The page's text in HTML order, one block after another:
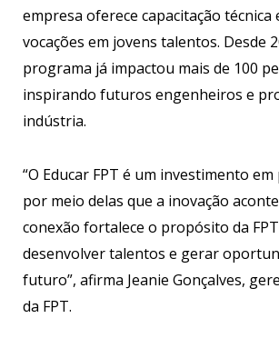
empresa oferece capacitação técnica
vocações em jovens talentos. Desde
programa já impactou mais de 100
inspirando futuros engenheiros e
indústria.
“O Educar FPT é um investimento em
por meio delas que a inovação
conexão fortalece o propósito da
desenvolver talentos e gerar
futuro”, afirma Jeanie Gonçalves,
da FPT.